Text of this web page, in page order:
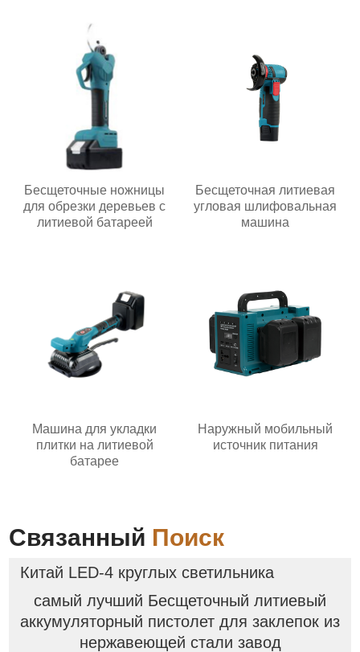
Бесщеточные ножницы
для обрезки деревьев с
литиевой батареей
Бесщеточная литиевая
угловая шлифовальная
машина
Машина для укладки
плитки на литиевой
батарее
Наружный мобильный
источник питания
Связанный Поиск
Китай LED-4 круглых светильника
самый лучший Бесщеточный литиевый
аккумуляторный пистолет для заклепок из
нержавеющей стали завод